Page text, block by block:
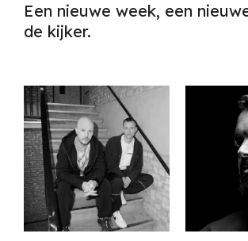
Een nieuwe week, een
de kijker.